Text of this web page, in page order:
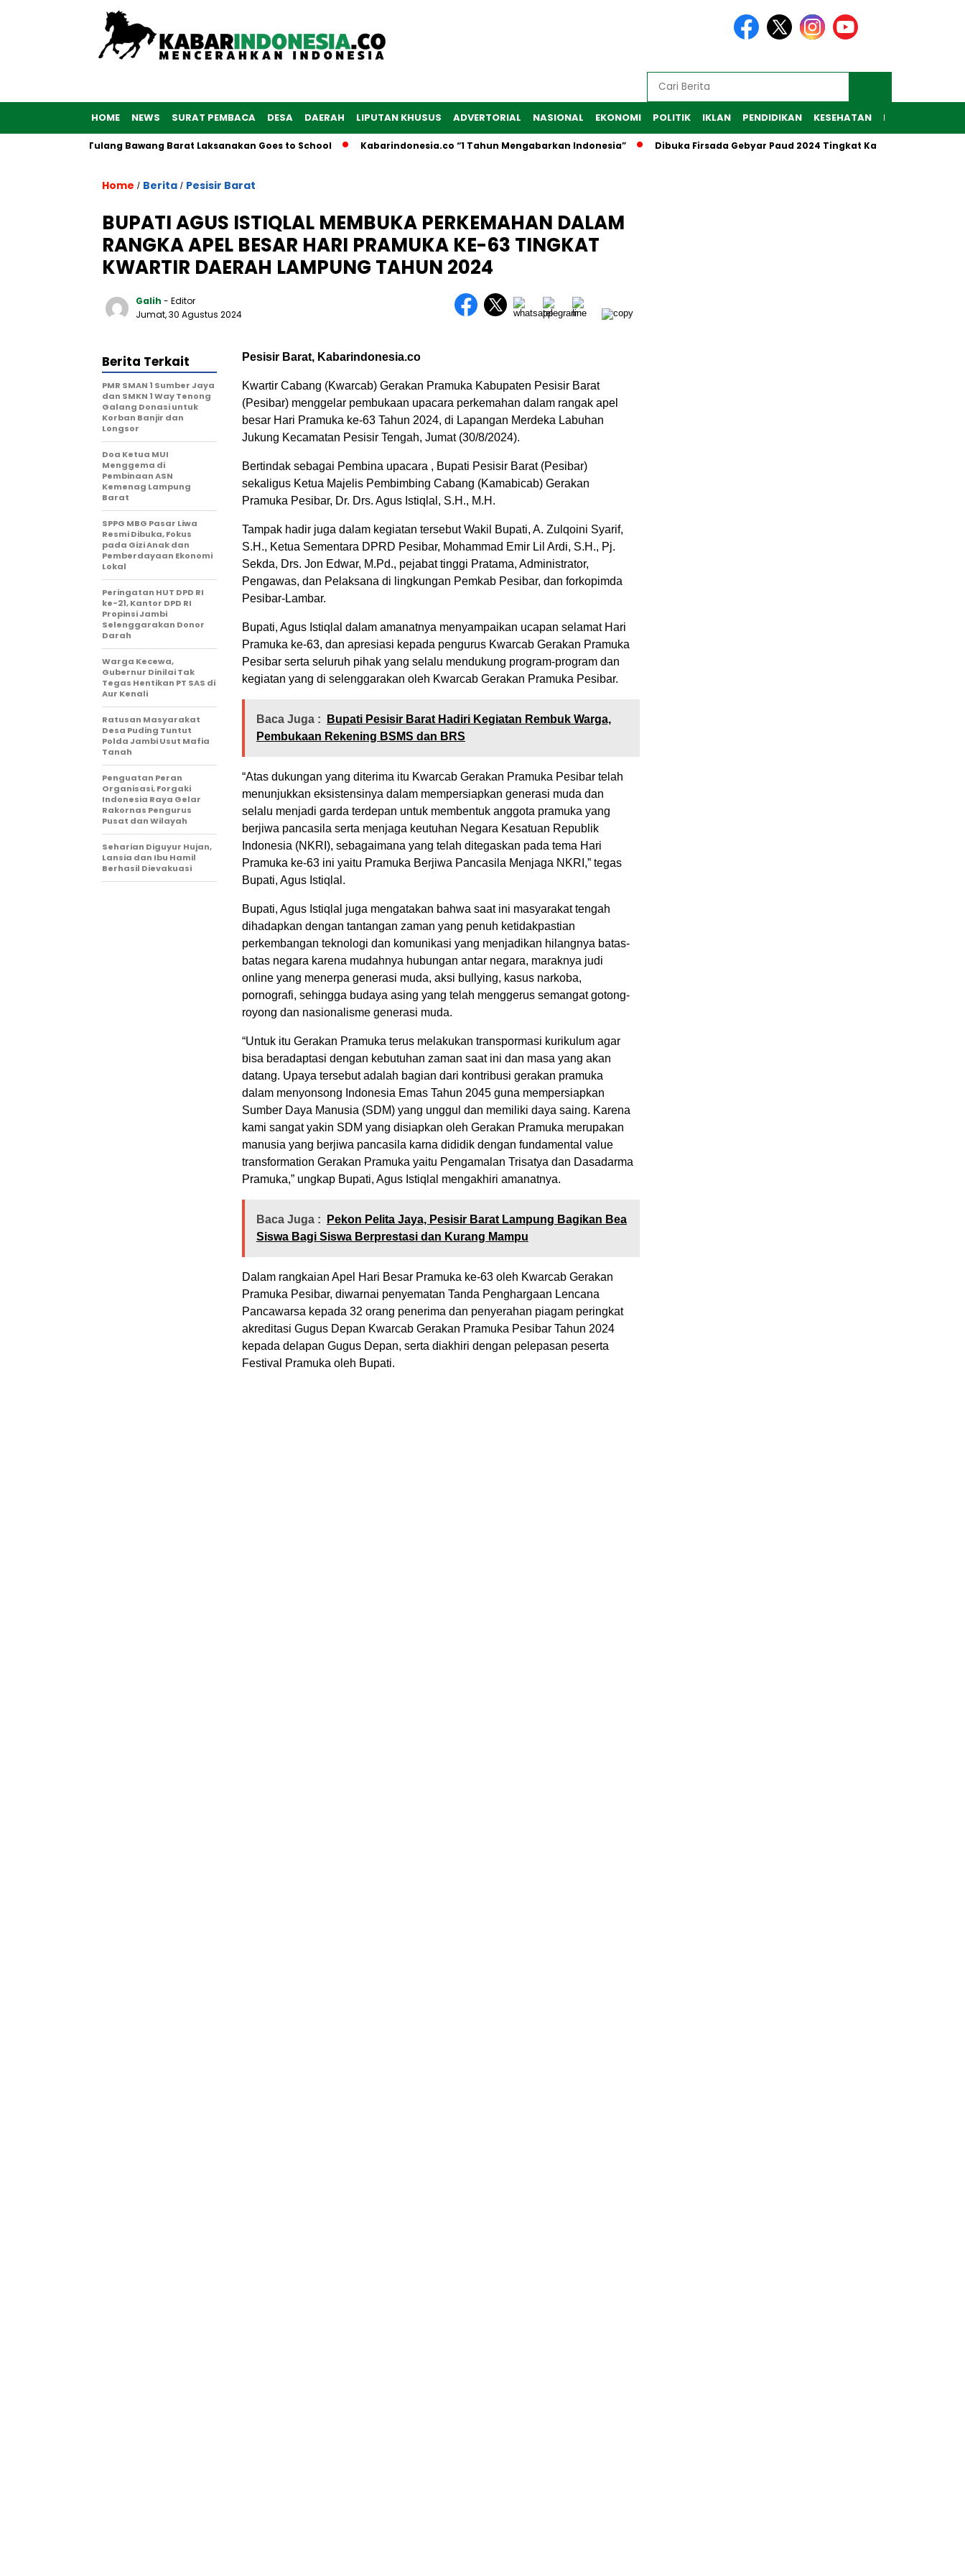
HOME NEWS SURAT PEMBACA DESA DAERAH LIPUTAN KHUSUS ADVERTORIAL NASIONAL EKONOMI POLITIK IKLAN PENDIDIKAN KESEHATAN RAGAM
Polres Tulang Bawang Barat Laksanakan Goes to School Kabarindonesia.co “1 Tahun Mengabarkan Indonesia” Dibuka Firsada Gebyar Paud 2024 Tingkat Kabupaten Tubaba
Home / Berita / Pesisir Barat
BUPATI AGUS ISTIQLAL MEMBUKA PERKEMAHAN DALAM
RANGKA APEL BESAR HARI PRAMUKA KE-63 TINGKAT
KWARTIR DAERAH LAMPUNG TAHUN 2024
Galih - Editor
Jumat, 30 Agustus 2024
Pesisir Barat, Kabarindonesia.co
Kwartir Cabang (Kwarcab) Gerakan Pramuka Kabupaten Pesisir Barat
(Pesibar) menggelar pembukaan upacara perkemahan dalam rangak apel
besar Hari Pramuka ke-63 Tahun 2024, di Lapangan Merdeka Labuhan
Jukung Kecamatan Pesisir Tengah, Jumat (30/8/2024).
Bertindak sebagai Pembina upacara , Bupati Pesisir Barat (Pesibar)
sekaligus Ketua Majelis Pembimbing Cabang (Kamabicab) Gerakan
Pramuka Pesibar, Dr. Drs. Agus Istiqlal, S.H., M.H.
Tampak hadir juga dalam kegiatan tersebut Wakil Bupati, A. Zulqoini Syarif,
S.H., Ketua Sementara DPRD Pesibar, Mohammad Emir Lil Ardi, S.H., Pj.
Sekda, Drs. Jon Edwar, M.Pd., pejabat tinggi Pratama, Administrator,
Pengawas, dan Pelaksana di lingkungan Pemkab Pesibar, dan forkopimda
Pesibar-Lambar.
Bupati, Agus Istiqlal dalam amanatnya menyampaikan ucapan selamat Hari
Pramuka ke-63, dan apresiasi kepada pengurus Kwarcab Gerakan Pramuka
Pesibar serta seluruh pihak yang selalu mendukung program-program dan
kegiatan yang di selenggarakan oleh Kwarcab Gerakan Pramuka Pesibar.
Baca Juga :
Bupati Pesisir Barat Hadiri Kegiatan Rembuk Warga,
Pembukaan Rekening BSMS dan BRS
“Atas dukungan yang diterima itu Kwarcab Gerakan Pramuka Pesibar telah
menunjukkan eksistensinya dalam mempersiapkan generasi muda dan
selalu menjadi garda terdepan untuk membentuk anggota pramuka yang
berjiwa pancasila serta menjaga keutuhan Negara Kesatuan Republik
Indonesia (NKRI), sebagaimana yang telah ditegaskan pada tema Hari
Pramuka ke-63 ini yaitu Pramuka Berjiwa Pancasila Menjaga NKRI,” tegas
Bupati, Agus Istiqlal.
Bupati, Agus Istiqlal juga mengatakan bahwa saat ini masyarakat tengah
dihadapkan dengan tantangan zaman yang penuh ketidakpastian
perkembangan teknologi dan komunikasi yang menjadikan hilangnya batas-
batas negara karena mudahnya hubungan antar negara, maraknya judi
online yang menerpa generasi muda, aksi bullying, kasus narkoba,
pornografi, sehingga budaya asing yang telah menggerus semangat gotong-
royong dan nasionalisme generasi muda.
“Untuk itu Gerakan Pramuka terus melakukan transpormasi kurikulum agar
bisa beradaptasi dengan kebutuhan zaman saat ini dan masa yang akan
datang. Upaya tersebut adalah bagian dari kontribusi gerakan pramuka
dalam menyonsong Indonesia Emas Tahun 2045 guna mempersiapkan
Sumber Daya Manusia (SDM) yang unggul dan memiliki daya saing. Karena
kami sangat yakin SDM yang disiapkan oleh Gerakan Pramuka merupakan
manusia yang berjiwa pancasila karna dididik dengan fundamental value
transformation Gerakan Pramuka yaitu Pengamalan Trisatya dan Dasadarma
Pramuka,” ungkap Bupati, Agus Istiqlal mengakhiri amanatnya.
Baca Juga :
Pekon Pelita Jaya, Pesisir Barat Lampung Bagikan Bea
Siswa Bagi Siswa Berprestasi dan Kurang Mampu
Dalam rangkaian Apel Hari Besar Pramuka ke-63 oleh Kwarcab Gerakan
Pramuka Pesibar, diwarnai penyematan Tanda Penghargaan Lencana
Pancawarsa kepada 32 orang penerima dan penyerahan piagam peringkat
akreditasi Gugus Depan Kwarcab Gerakan Pramuka Pesibar Tahun 2024
kepada delapan Gugus Depan, serta diakhiri dengan pelepasan peserta
Festival Pramuka oleh Bupati.
Berita Terkait
PMR SMAN 1 Sumber Jaya
dan SMKN 1 Way Tenong
Galang Donasi untuk
Korban Banjir dan
Longsor
Doa Ketua MUI
Menggema di
Pembinaan ASN
Kemenag Lampung
Barat
SPPG MBG Pasar Liwa
Resmi Dibuka, Fokus
pada Gizi Anak dan
Pemberdayaan Ekonomi
Lokal
Peringatan HUT DPD RI
ke-21, Kantor DPD RI
Propinsi Jambi
Selenggarakan Donor
Darah
Warga Kecewa,
Gubernur Dinilai Tak
Tegas Hentikan PT SAS di
Aur Kenali
Ratusan Masyarakat
Desa Puding Tuntut
Polda Jambi Usut Mafia
Tanah
Penguatan Peran
Organisasi, Forgaki
Indonesia Raya Gelar
Rakornas Pengurus
Pusat dan Wilayah
Seharian Diguyur Hujan,
Lansia dan Ibu Hamil
Berhasil Dievakuasi